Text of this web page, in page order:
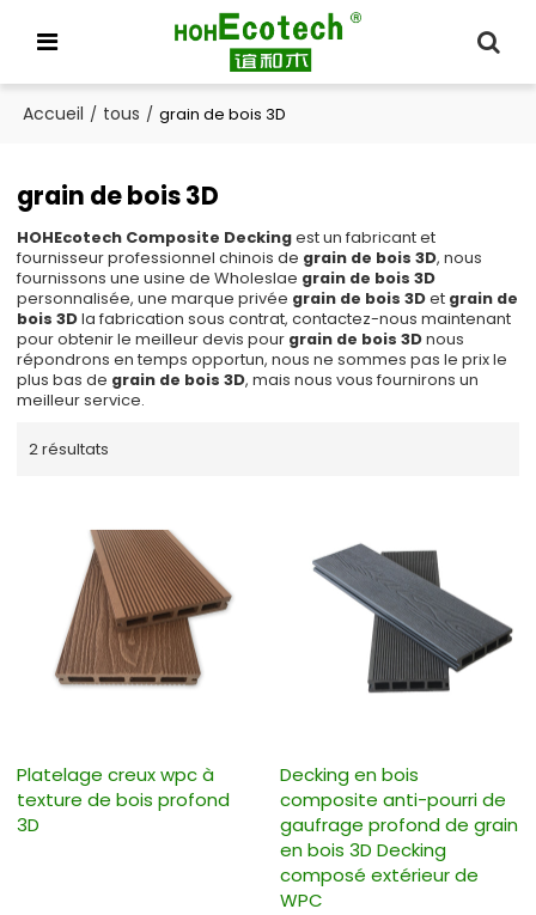
Accueil / tous / grain de bois 3D
grain de bois 3D
HOHEcotech Composite Deckingest un fabricant et
fournisseur professionnel chinois de grain de bois 3D, nous
fournissons une usine de Wholeslae grain de bois 3D
personnalisée, une marque privée grain de bois 3Det grain de
bois 3Dla fabrication sous contrat, contactez-nous maintenant
pour obtenir le meilleur devis pour grain de bois 3Dnous
répondrons en temps opportun, nous ne sommes pas le prix le
plus bas de grain de bois 3D, mais nous vous fournirons un
meilleur service.
2 résultats
Platelage creux wpc à
texture de bois profond
3D
Decking en bois
composite anti-pourri de
gaufrage profond de grain
en bois 3D Decking
composé extérieur de
WPC